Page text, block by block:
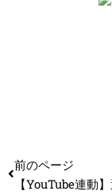
前のページ